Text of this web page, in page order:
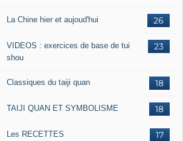
26
La Chine hier et aujoud'hui
23
VIDEOS : exercices de base de tui
shou
18
Classiques du taiji quan
18
TAIJI QUAN ET SYMBOLISME
17
Les RECETTES